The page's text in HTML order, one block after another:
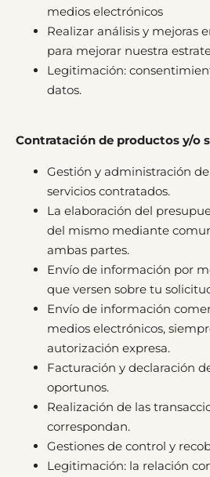
medios electrónicos
Realizar análisis y mejoras
para mejorar nuestra
Legitimación:
datos.
Contratación de productos y/o
Gestión y administración
servicios contratados.
La elaboración del
del mismo mediante
ambas partes.
Envío de información por
que versen sobre tu
Envío de información
medios electrónicos,
autorización expresa.
Facturación y declaración
oportunos.
Realización de las
correspondan.
Gestiones de control y
Legitimación: la relación